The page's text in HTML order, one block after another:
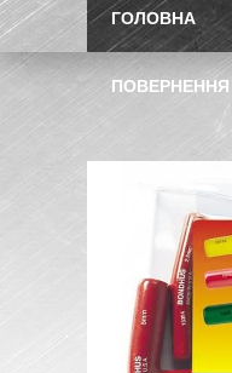
ГОЛОВНА
ПОВЕРНЕННЯ